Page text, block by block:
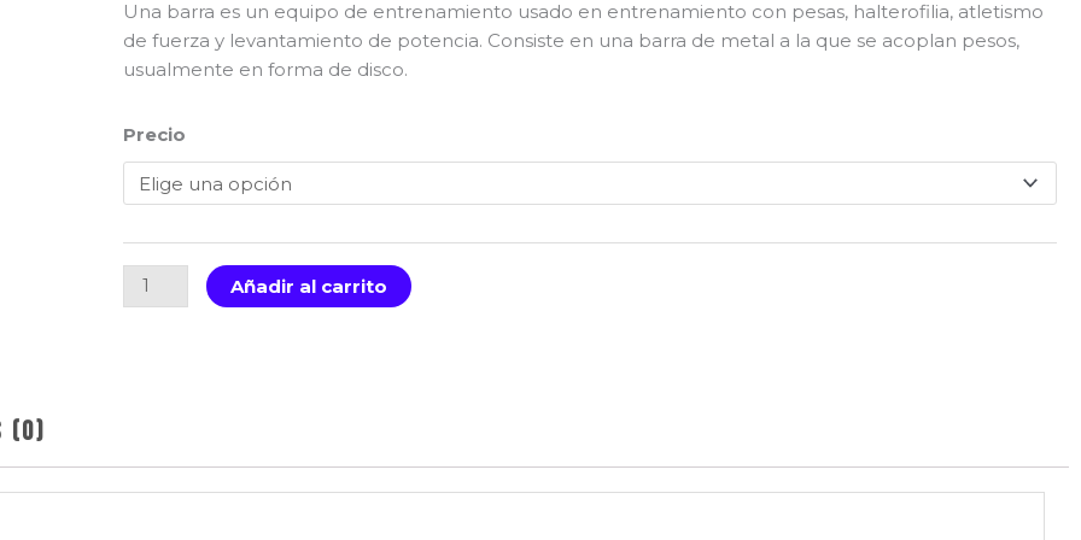
$45.00
hasta
Una barra es un equipo de entrenamiento usado en entrenamiento con pesas, halterofilia, atletismo
de fuerza y levantamiento de potencia. Consiste en una barra de metal a la que se acoplan pesos,
usualmente en forma de disco.
Precio
Barra
Regular
cantidad
Añadir al carrito
(0)